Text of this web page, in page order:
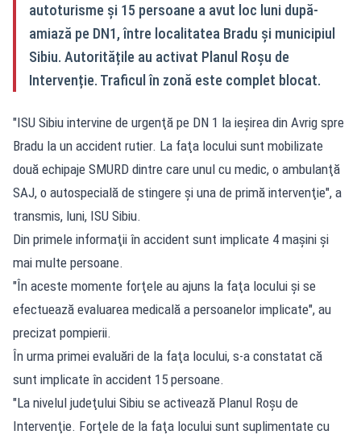
autoturisme și 15 persoane a avut loc luni după-
amiază pe DN1, între localitatea Bradu și municipiul
Sibiu. Autoritățile au activat Planul Roșu de
Intervenție. Traficul în zonă este complet blocat.
"ISU Sibiu intervine de urgenţă pe DN 1 la ieşirea din Avrig spre
Bradu la un accident rutier. La faţa locului sunt mobilizate
două echipaje SMURD dintre care unul cu medic, o ambulanţă
SAJ, o autospecială de stingere şi una de primă intervenţie", a
transmis, luni, ISU Sibiu.
Din primele informaţii în accident sunt implicate 4 maşini şi
mai multe persoane.
"În aceste momente forţele au ajuns la faţa locului şi se
efectuează evaluarea medicală a persoanelor implicate", au
precizat pompierii.
În urma primei evaluări de la faţa locului, s-a constatat că
sunt implicate în accident 15 persoane.
"La nivelul judeţului Sibiu se activează Planul Roşu de
Intervenţie. Forţele de la faţa locului sunt suplimentate cu